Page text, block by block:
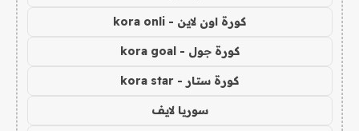
كورة اون لاين - kora onli
كورة جول - kora goal
كورة ستار - kora star
سوريا لايف